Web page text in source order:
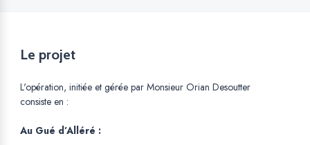
Le projet
L'opération, initiée et gérée par Monsieur Orian Desoutter
consiste en :
Au Gué d’Alléré :